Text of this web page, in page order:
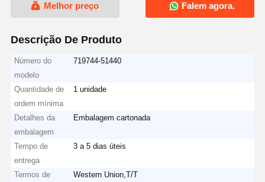
Melhor preço Falem agora.
Descrição De Produto
Número do
modelo
719744-51440
Quantidade de
ordem mínima
1 unidade
Detalhes da
embalagem
Embalagem cartonada
Tempo de
entrega
3 a 5 dias úteis
Termos de
Western Union,T/T